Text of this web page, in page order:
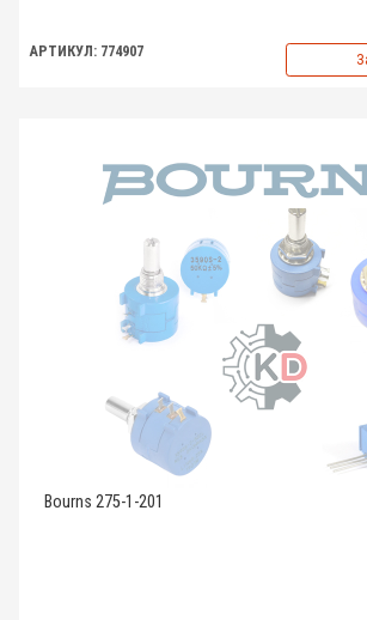
АРТИКУЛ: 774907
Bourns 275-1-201